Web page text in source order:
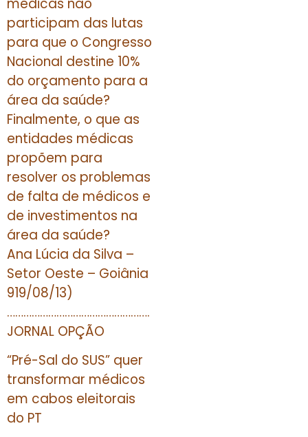
médicas não
participam das lutas
para que o Congresso
Nacional destine 10%
do orçamento para a
área da saúde?
Finalmente, o que as
entidades médicas
propõem para
resolver os problemas
de falta de médicos e
de investimentos na
área da saúde?
Ana Lúcia da Silva –
Setor Oeste – Goiânia
919/08/13)
…………………………………………….
JORNAL OPÇÃO
“Pré-Sal do SUS” quer
transformar médicos
em cabos eleitorais
do PT